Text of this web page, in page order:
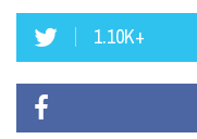
1.10K+